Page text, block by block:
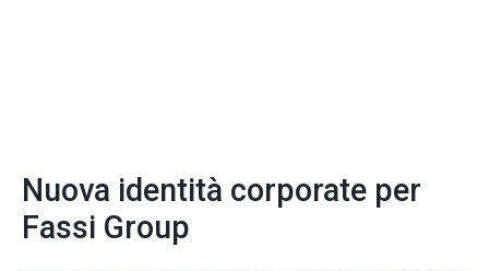
Nuova identità corporate per
Fassi Group